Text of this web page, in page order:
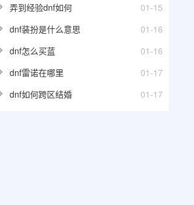
01-15
弄到经验dnf如何
01-16
dnf装扮是什么意思
01-16
dnf怎么买蓝
01-17
dnf雷诺在哪里
01-17
dnf如何跨区结婚